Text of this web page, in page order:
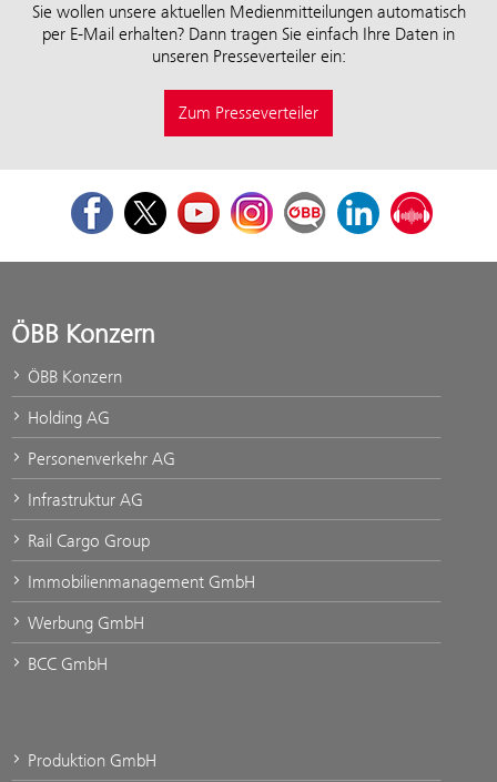
Sie wollen unsere aktuellen Medienmitteilungen automatisch
per E-Mail erhalten? Dann tragen Sie einfach Ihre Daten in
unseren Presseverteiler ein:
Zum Presseverteiler
FacebookTwitterYoutubeInstagramÖBB Corporate Blog
LinkedInPodcast
ÖBB Konzern
ÖBB Konzern
Holding AG
Personenverkehr AG
Infrastruktur AG
Rail Cargo Group
Immobilienmanagement GmbH
Werbung GmbH
BCC GmbH
Produktion GmbH